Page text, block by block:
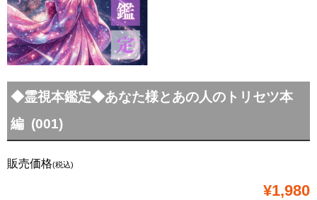
◆霊視本鑑定◆あなた様とあの人のトリセツ本
編 (001)
販売価格(税込)
¥1,980